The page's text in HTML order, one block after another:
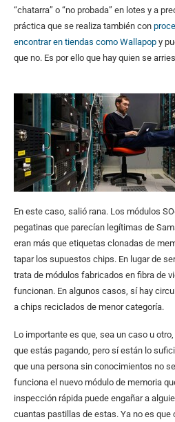
“chatarra” o “no probada” en lotes y a
práctica que se realiza también con
encontrar en tiendas como Wallapop y
que no. Es por ello que hay quien se
En este caso, salió rana. Los módulos
pegatinas que parecían legítimas de
eran más que etiquetas clonadas de
tapar los supuestos chips. En lugar de
trata de módulos fabricados en fibra de
funcionan. En algunos casos, sí hay
a chips reciclados de menor categoría.
Lo importante es que, sea un caso u
que estás pagando, pero sí están lo
que una persona sin conocimientos no
funciona el nuevo módulo de memoria
inspección rápida puede engañar a
cuantas pastillas de estas. Ya no es